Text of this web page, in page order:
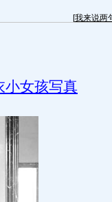
[我来说两
小女孩写真